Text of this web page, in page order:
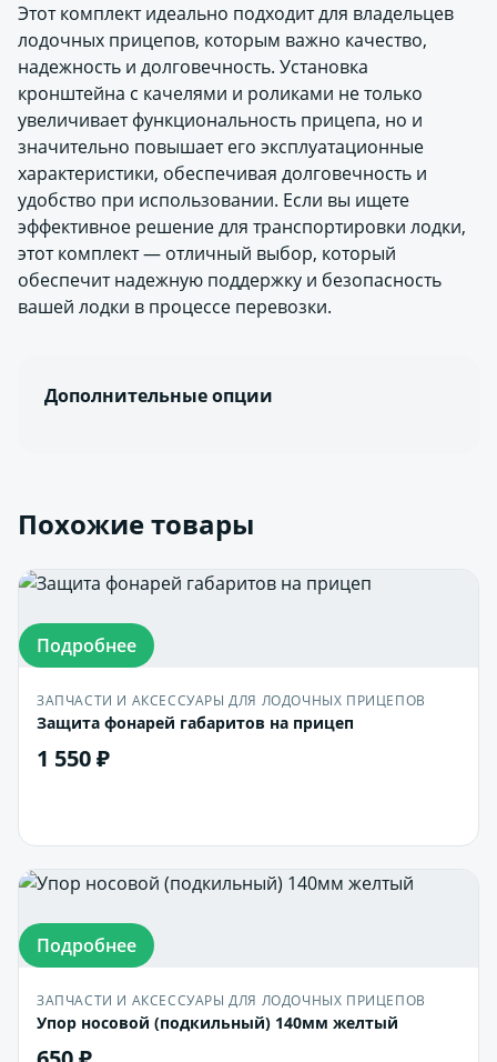
Этот комплект идеально подходит для владельцев
лодочных прицепов, которым важно качество,
надежность и долговечность. Установка
кронштейна с качелями и роликами не только
увеличивает функциональность прицепа, но и
значительно повышает его эксплуатационные
характеристики, обеспечивая долговечность и
удобство при использовании. Если вы ищете
эффективное решение для транспортировки лодки,
этот комплект — отличный выбор, который
обеспечит надежную поддержку и безопасность
вашей лодки в процессе перевозки.
Дополнительные опции
Похожие товары
Подробнее
ЗАПЧАСТИ И АКСЕССУАРЫ ДЛЯ ЛОДОЧНЫХ ПРИЦЕПОВ
Защита фонарей габаритов на прицеп
1 550 ₽
Подробнее
ЗАПЧАСТИ И АКСЕССУАРЫ ДЛЯ ЛОДОЧНЫХ ПРИЦЕПОВ
Упор носовой (подкильный) 140мм желтый